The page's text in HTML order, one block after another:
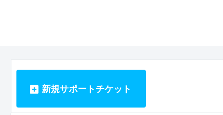
新規サポートチケット